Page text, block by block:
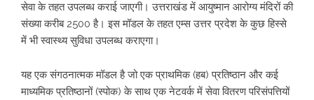
सेवा के तहत उपलब्ध कराई जाएगी। उत्तराखंड में आयुष्मान आरोग्य मंदिरों की
संख्या करीब 2500 है। इस मॉडल के तहत एम्स उत्तर प्रदेश के कुछ हिस्से
में भी स्वास्थ्य सुविधा उपलब्ध कराएगा।
यह एक संगठनात्मक मॉडल है जो एक प्राथमिक (हब) प्रतिष्ठान और कई
माध्यमिक प्रतिष्ठानों (स्पोक) के साथ एक नेटवर्क में सेवा वितरण परिसंपत्तियों